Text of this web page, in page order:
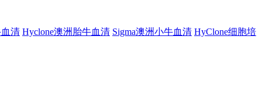
血清 Hyclone澳洲胎牛血清 Sigma澳洲小牛血清 HyClone细胞培